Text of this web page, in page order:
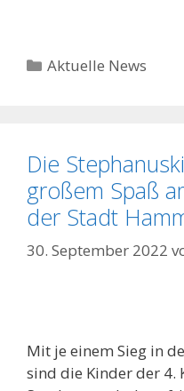
Kategorien
Aktuelle News
Die
großem Spaß
der Stadt
30. September 2022
Mit je einem Sieg in
sind die Kinder der 4.